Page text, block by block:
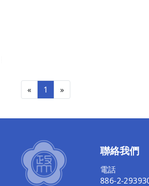
« 1 »
聯絡我們
電話
886-2-